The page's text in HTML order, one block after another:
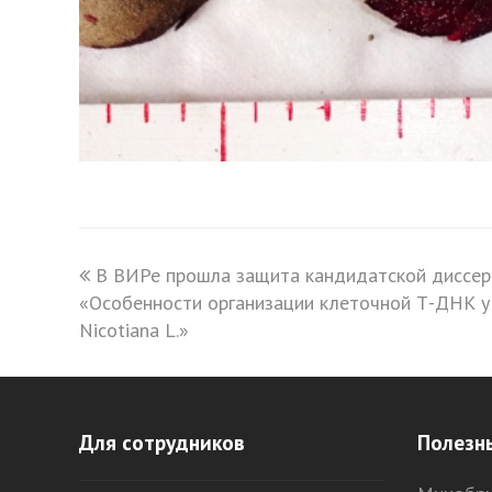
previous
post:
В ВИРе прошла защита кандидатской
«Особенности организации клеточной Т-ДНК
Nicotiana L.»
Для сотрудников